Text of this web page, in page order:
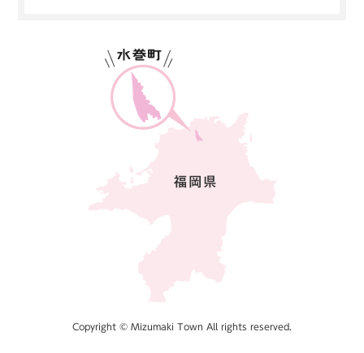
Copyright © Mizumaki Town All rights reserved.